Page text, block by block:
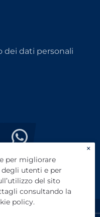
dei dati personali
×
per migliorare
degli utenti e per
del sito
consultando la
policy.